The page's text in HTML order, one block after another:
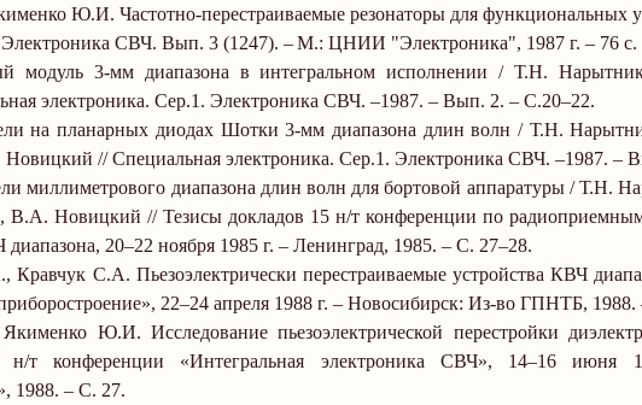
Ю.И. Частотно-перестраиваемые резонаторы для функциональных
СВЧ. Вып. 3 (1247). –М.: ЦНИИ "Электроника", 1987 г. – 76 с.
модуль 3-мм диапазона в интегральном исполнении / Т.Н.
электроника. Сер.1. Электроника СВЧ. –1987. – Вып. 2. – С.20–22.
на планарных диодах Шотки 3-мм диапазона длин волн / Т.Н.
// Специальная электроника. Сер.1. Электроника СВЧ. –1987. –
миллиметрового диапазона длин волн для бортовой аппаратуры / Т.Н.
Новицкий // Тезисы докладов 15 н/т конференции по радиоприемным
20–22 ноября 1985 г. – Ленинград, 1985. – С. 27–28.
С.А. Пьезоэлектрически перестраиваемые устройства КВЧ
22–24 апреля 1988 г. – Новосибирск: Из-во ГПНТБ, 1988.
Ю.И. Исследование пьезоэлектрической перестройки
н/т конференции «Интегральная электроника СВЧ», 14–16 июня
1988. – С. 27.